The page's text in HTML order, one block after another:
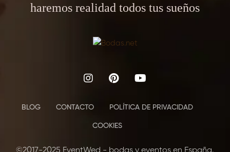
haremos realidad todos tus sueños
BLOG CONTACTO POLÍTICA DE PRIVACIDAD
COOKIES
©2017-2025 EventWed - bodas y eventos en España.